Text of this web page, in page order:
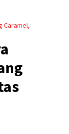
Caramel,